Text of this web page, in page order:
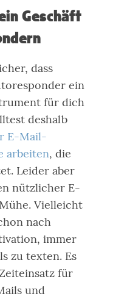
Geschäft
dass
ein
für dich
deshalb
E-Mail-
arbeiten, die
Leider aber
nützlicher E-
Vielleicht
nach
immer
zu texten. Es
für
und